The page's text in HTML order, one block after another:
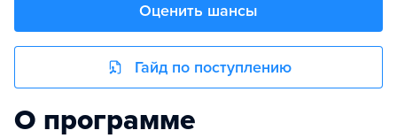
Оценить шансы
Гайд по поступлению
О программе